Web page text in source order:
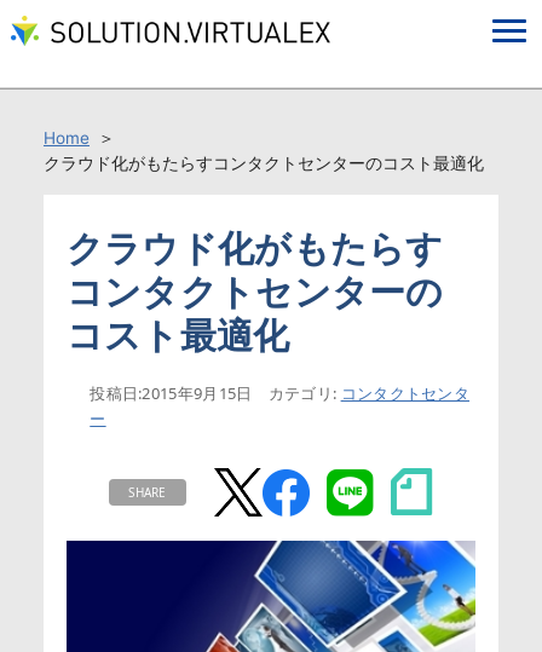
Home
クラウド化がもたらすコンタクトセンターのコスト最適化
クラウド化がもたらす
コンタクトセンターの
コスト最適化
投稿日:2015年9月15日 カテゴリ: コンタクトセンタ
ー
SHARE